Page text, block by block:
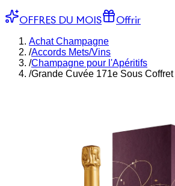
OFFRES DU MOIS Offrir
Achat Champagne
/Accords Mets/Vins
/Champagne pour l'Apéritifs
/Grande Cuvée 171e Sous